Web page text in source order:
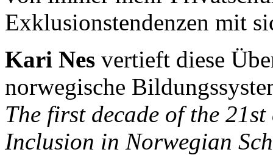
Exklusionstendenzen mit
Kari Nes vertieft diese
norwegische
The first decade of the
Inclusion in Norwegian